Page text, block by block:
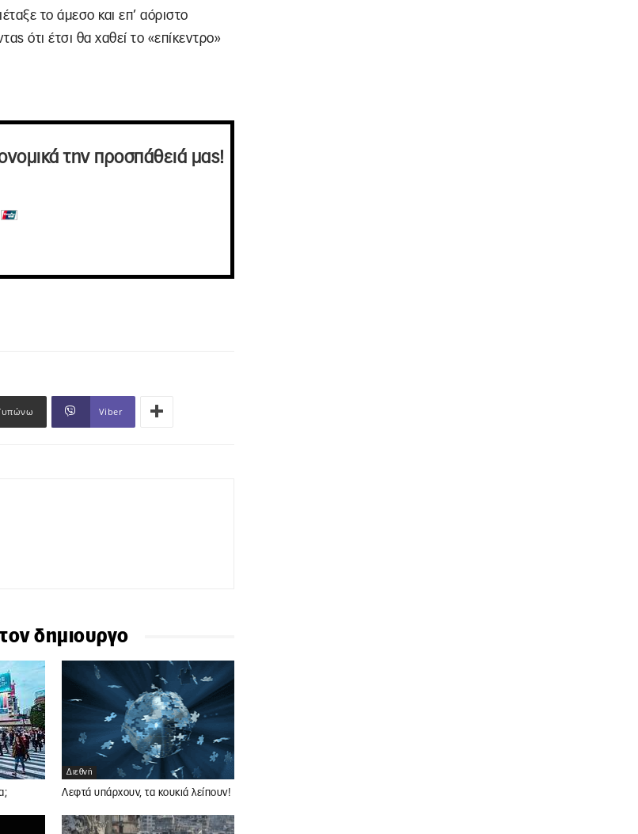
το άμεσο και επ’ αόριστο
ότι έτσι θα χαθεί το «επίκεντρο»
την προσπάθειά μας!
Viber
δημιουργο
Διεθνή
Λεφτά υπάρχουν, τα κουκιά λείπουν!